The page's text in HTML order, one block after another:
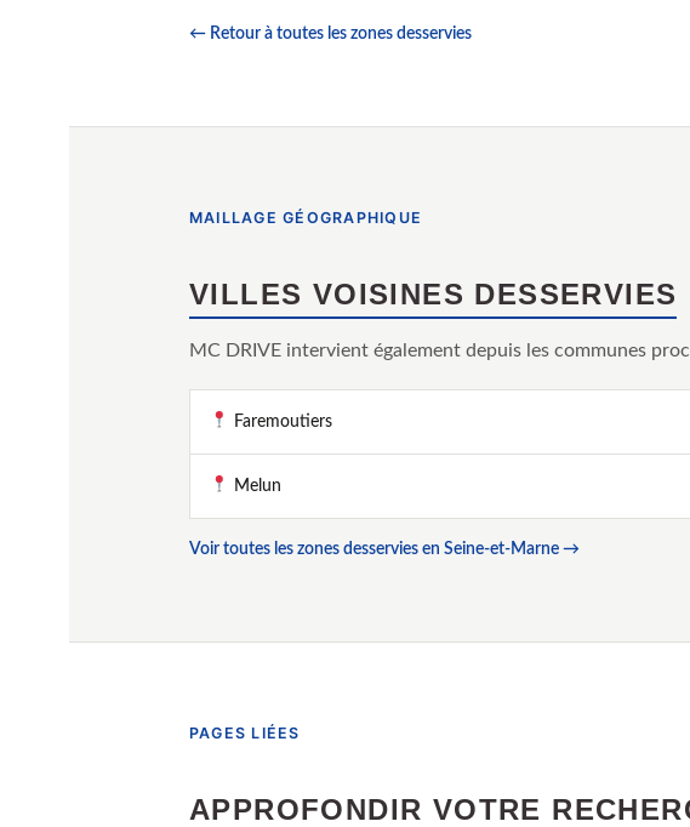
← Retour à toutes les zones desservies
MAILLAGE GÉOGRAPHIQUE
VILLES VOISINES DESSERVIES
MC DRIVE intervient également depuis les communes
Faremoutiers
Melun
Voir toutes les zones desservies en Seine-et-Marne →
PAGES LIÉES
APPROFONDIR VOTRE